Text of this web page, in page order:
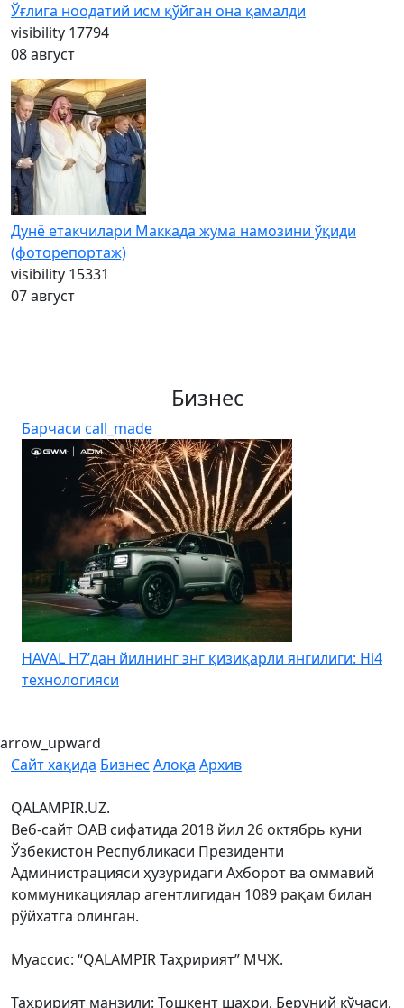
Ўғлига ноодатий исм қўйган она қамалди
visibility 17794
08 август
Дунё етакчилари Маккада жума намозини ўқиди
(фоторепортаж)
visibility 15331
07 август
Бизнес
Барчаси call_made
HAVAL H7’дан йилнинг энг қизиқарли янгилиги: Hi4
технологияси
arrow_upward
Сайт хақида Бизнес Алоқа Архив
QALAMPIR.UZ.
Веб-сайт ОАВ сифатида 2018 йил 26 октябрь куни
Ўзбекистон Республикаси Президенти
Администрацияси ҳузуридаги Ахборот ва оммавий
коммуникациялар агентлигидан 1089 рақам билан
рўйхатга олинган.
Муассис: “QALAMPIR Таҳририят” МЧЖ.
Таҳририят манзили: Тошкент шаҳри, Беруний кўчаси,